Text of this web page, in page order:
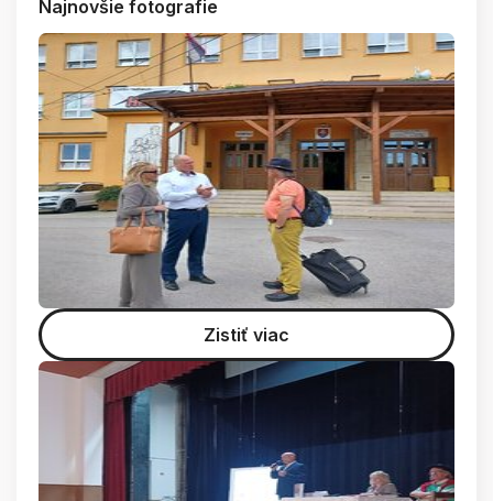
Najnovšie fotografie
Zistiť viac